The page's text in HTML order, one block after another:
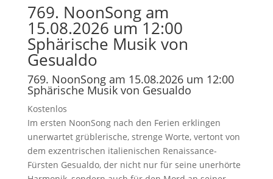
769. NoonSong am
15.08.2026 um 12:00
Sphärische Musik von
Gesualdo
769. NoonSong am 15.08.2026 um 12:00
Sphärische Musik von Gesualdo
Kostenlos
Im ersten NoonSong nach den Ferien erklingen
unerwartet grüblerische, strenge Worte, vertont von
dem exzentrischen italienischen Renaissance-
Fürsten Gesualdo, der nicht nur für seine unerhörte